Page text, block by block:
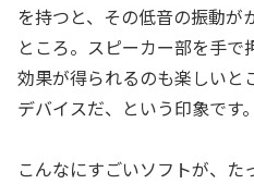
を持つと、その低音の振動が
ところ。スピーカー部を手
効果が得られるのも楽しいと
デバイスだ、という印象です。
こんなにすごいソフトが、た